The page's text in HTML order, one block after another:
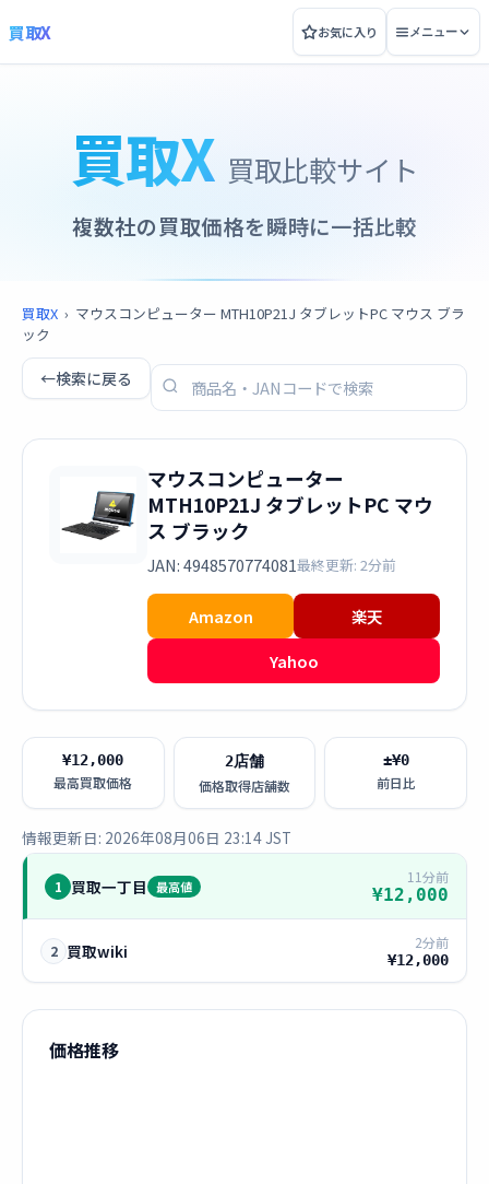
買取X お気に入り メニュー
買取X 買取比較サイト
複数社の買取価格を瞬時に一括比較
買取X › マウスコンピューター MTH10P21J タブレットPC マウス ブラ
ック
←検索に戻る
マウスコンピューター
MTH10P21J タブレットPC マウ
ス ブラック
JAN: 4948570774081最終更新: 2分前
Amazon
楽天
Yahoo
¥12,000
最高買取価格
2店舗
価格取得店舗数
±¥0
前日比
情報更新日: 2026年08月06日 23:14 JST
1 買取一丁目 最高値
11分前
¥12,000
2 買取wiki 2分前
¥12,000
価格推移